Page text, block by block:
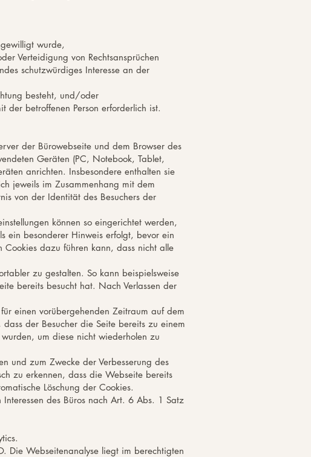
wurde,
Verteidigung von Rechtsansprüchen
schutzwürdiges Interesse an der
besteht, und/oder
der betroffenen Person erforderlich ist.
der Bürowebseite und dem Browser des
Geräten (PC, Notebook, Tablet,
anrichten. Insbesondere enthalten sie
jeweils im Zusammenhang mit dem
von der Identität des Besuchers der
können so eingerichtet werden,
ein besonderer Hinweis erfolgt, bevor ein
dazu führen kann, dass nicht alle
zu gestalten. So kann beispielsweise
bereits besucht hat. Nach Verlassen der
einen vorübergehenden Zeitraum auf dem
der Besucher die Seite bereits zu einem
um diese nicht wiederholen zu
und zum Zwecke der Verbesserung des
zu erkennen, dass die Webseite bereits
Löschung der Cookies.
des Büros nach Art. 6 Abs. 1 Satz
Die Webseitenanalyse liegt im berechtigten